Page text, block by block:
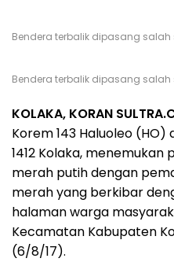
Bendera terbalik dipasang
Bendera terbalik dipasang
KOLAKA, KORAN
Korem 143 Haluoleo
1412 Kolaka,
merah putih dengan
merah yang berkibar
halaman warga
Kecamatan Kabupaten
(6/8/17).